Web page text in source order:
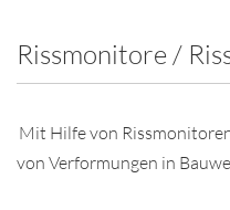
Rissmonitore /
Mit Hilfe von
von Verformungen in